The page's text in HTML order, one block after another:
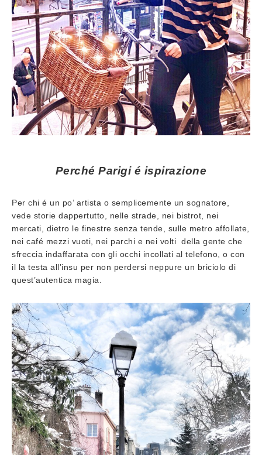
Perché Parigi é ispirazione
Per chi é un po’ artista o semplicemente un sognatore,
vede storie dappertutto, nelle strade, nei bistrot, nei
mercati, dietro le finestre senza tende, sulle metro affollate,
nei café mezzi vuoti, nei parchi e nei volti della gente che
sfreccia indaffarata con gli occhi incollati al telefono, o con
il la testa all’insu per non perdersi neppure un briciolo di
quest’autentica magia.